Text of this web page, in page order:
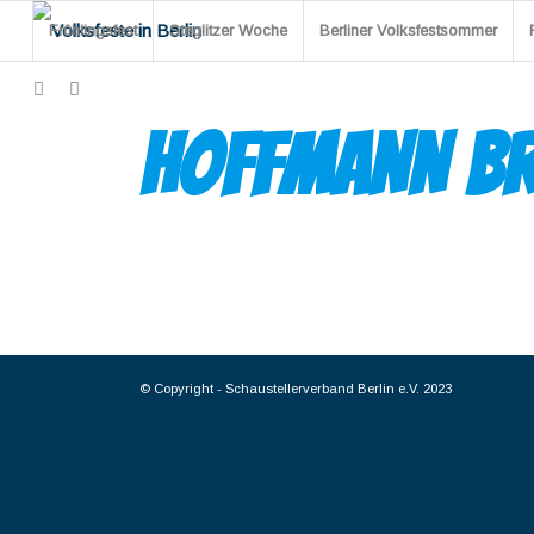
Frühlingsfest Steglitzer Woche Berliner Volksfestsommer
HOFFMANN
© Copyright -Schaustellerverband Berlin e.V. 2023